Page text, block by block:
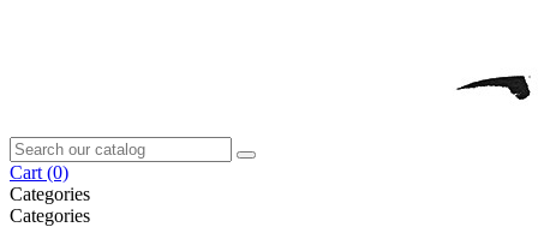
Cart (0)
Categories
Categories